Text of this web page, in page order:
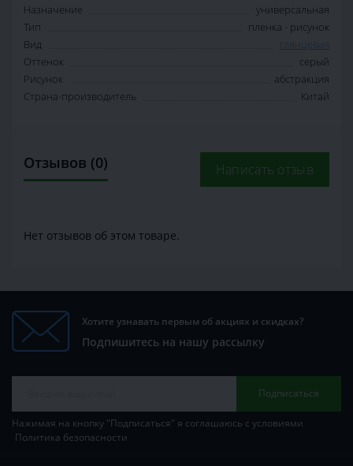
Назначение
универсальная
Тип
пленка - рисунок
Вид
глянцевая
Оттенок
серый
Рисунок
абстракция
Страна-производитель
Китай
Отзывов (0) Написать отзыв
Нет отзывов об этом товаре.
Хотите узнавать первым об акциях и скидках?
Подпишитесь на нашу рассылку
Подписаться
Нажимая на кнопку "Подписаться" я соглашаюсь с условиями
Политика безопасности